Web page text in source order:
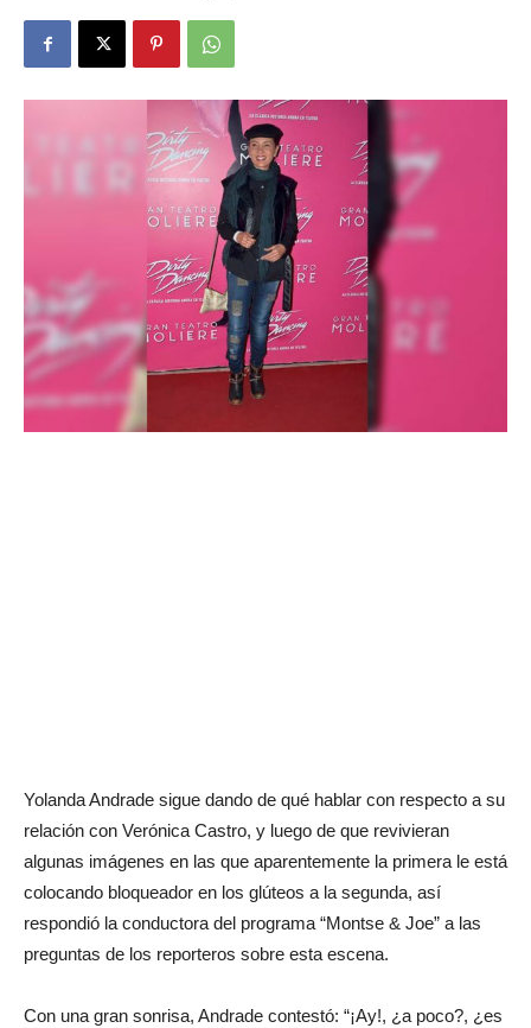
Yolanda Andrade sigue dando de qué hablar con respecto a su
relación con Verónica Castro, y luego de que revivieran
algunas imágenes en las que aparentemente la primera le está
colocando bloqueador en los glúteos a la segunda, así
respondió la conductora del programa “Montse & Joe” a las
preguntas de los reporteros sobre esta escena.
Con una gran sonrisa, Andrade contestó: “¡Ay!, ¿a poco?, ¿es